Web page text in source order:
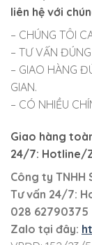
liên hệ với
– CHÚNG TÔI
– TƯ VẤN
– GIAO HÀNG
GIAN.
– CÓ NHIỀU
Giao hàng toàn
24/7: Hotline/
Công ty TNHH
Tư vấn 24/7:
028 62790375
Zalo tại đây: